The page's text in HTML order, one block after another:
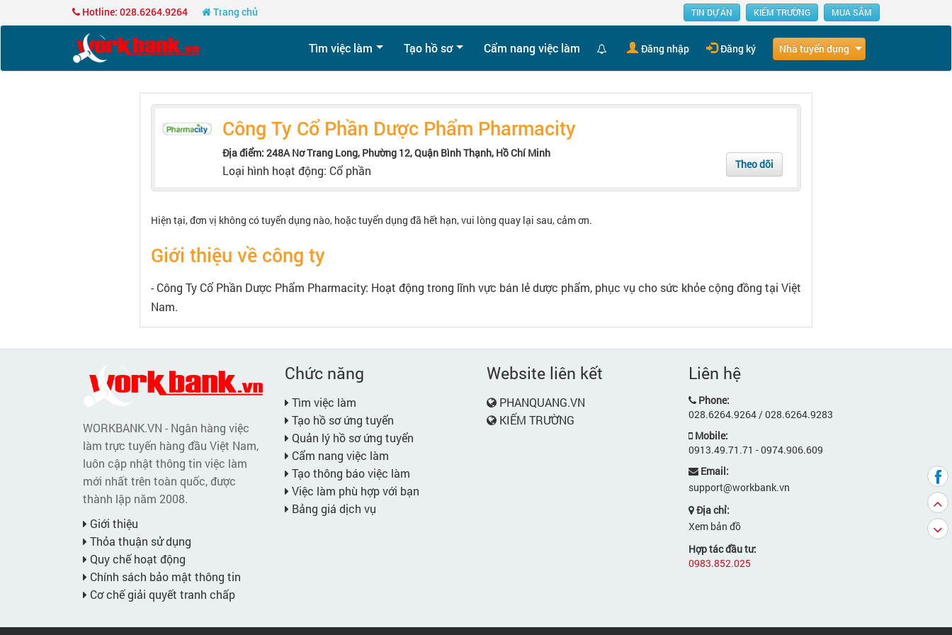
Hotline: 028.6264.9264 Trang chủ TIN DỰ ÁN KIẾM TRƯỜNG MUA SẮM
Tìm việc làm Tạo hồ sơ Cẩm nang việc làm Đăng nhập Đăng ký Nhà tuyển dụng
Công Ty Cổ Phần Dược Phẩm Pharmacity
Địa điểm: 248A Nơ Trang Long, Phường 12, Quận Bình Thạnh, Hồ Chí Minh
Loại hình hoạt động: Cổ phần Theo dõi
Hiện tại, đơn vị không có tuyển dụng nào, hoặc tuyển dụng đã hết hạn, vui lòng quay lại sau, cảm ơn.
Giới thiệu về công ty
- Công Ty Cổ Phần Dược Phẩm Pharmacity: Hoạt động trong lĩnh vực bán lẻ dược phẩm, phục vụ cho sức khỏe cộng đồng tại Việt
Nam.
WORKBANK.VN - Ngân hàng việc
làm trực tuyến hàng đầu Việt Nam,
luôn cập nhật thông tin việc làm
mới nhất trên toàn quốc, được
thành lập năm 2008.
Giới thiệu
Thỏa thuận sử dụng
Quy chế hoạt động
Chính sách bảo mật thông tin
Cơ chế giải quyết tranh chấp
Chức năng
Tìm việc làm
Tạo hồ sơ ứng tuyển
Quản lý hồ sơ ứng tuyển
Cẩm nang việc làm
Tạo thông báo việc làm
Việc làm phù hợp với bạn
Bảng giá dịch vụ
Website liên kết
PHANQUANG.VN
KIẾM TRƯỜNG
Liên hệ
Phone:
028.6264.9264 / 028.6264.9283
Mobile:
0913.49.71.71 - 0974.906.609
Email:
support@workbank.vn
Địa chỉ:
Xem bản đồ
Hợp tác đầu tư:
0983.852.025